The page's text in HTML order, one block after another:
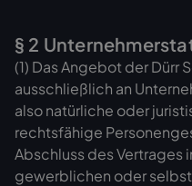
§ 2
(1) Das Angebot der Dürr
ausschließlich an
also natürliche oder
rechtsfähige
Abschluss des Vertrages
gewerblichen oder